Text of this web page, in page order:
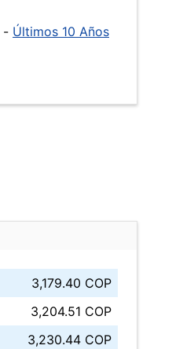
- Últimos 10 Años
3,179.40 COP
3,204.51 COP
3,230.44 COP